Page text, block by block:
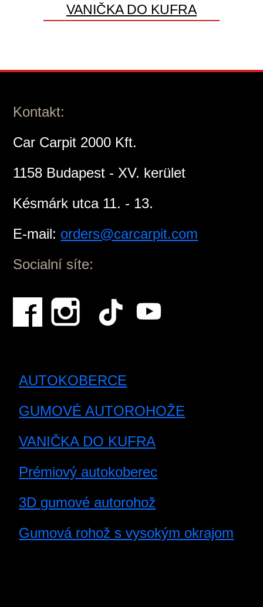
VANIČKA DO KUFRA
Kontakt:
Car Carpit 2000 Kft.
1158 Budapest - XV. kerület
Késmárk utca 11. - 13.
E-mail: orders@carcarpit.com
Socialní síte:
AUTOKOBERCE
GUMOVÉ AUTOROHOŽE
VANIČKA DO KUFRA
Prémiový autokoberec
3D gumové autorohož
Gumová rohož s vysokým okrajom